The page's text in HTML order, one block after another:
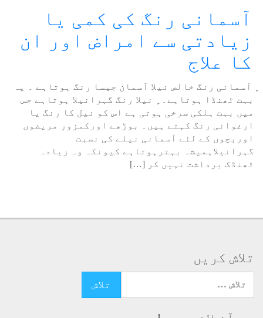
آسمانی رنگ کی کمی یا
زیادتی سے امراض اور ان
کا علاج
ٍ آسمانی رنگ خالص نیلا آسمان جیسا رنگ ہوتاہے ۔ یہ
بہت ٹھنڈا ہوتاہے۔ ٍ نیلا رنگ گہرانیلا ہوتاہے جس
میں بہت ہلکی سرخی ہوتی ہے اس کو نیل کا رنگ یا
ارغوانی رنگ کہتے ہیں۔ بوڑھے اورکمزور مریضوں
اوربچوں کے لئے آسمانی نیلے کی نسبت
گہرانیلاہمیشہ بہترہوتاہے کیونکہ وہ زیادہ
ٹھنڈک برداشت نہیں کر […]
تلاش کریں